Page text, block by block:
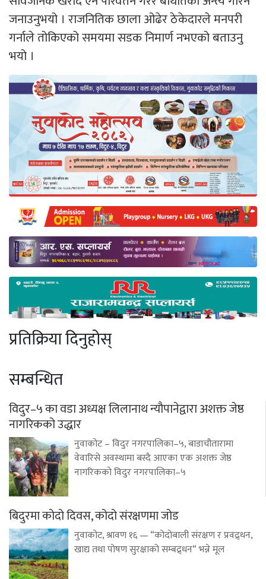
जनाउनुभयो । राजनितिक छाला ओढेर ठेकेदारले मनपरी
गर्नाले तोकिएको समयमा सडक निमार्ण नभएको बताउनु
भयो ।
प्रतिक्रिया दिनुहोस्
सम्बन्धित
विदुर–५ का वडा अध्यक्ष लिलानाथ न्यौपानेद्वारा अशक्त जेष्ठ
नागरिकको उद्धार
नुवाकोट – विदुर नगरपालिका–५, बाडाचौतारामा
वेवारिसे अवस्थामा बस्दै आएका एक अशक्त जेष्ठ
नागरिकको विदुर नगरपालिका–५
बिदुरमा कोदो दिवस, कोदो संरक्षणमा जोड
नुवाकोट, श्रावण १६ — “कोदोबाली संरक्षण र प्रवद्र्धन,
खाद्य तथा पोषण सुरक्षाको सम्बद्र्धन“ भन्ने मूल